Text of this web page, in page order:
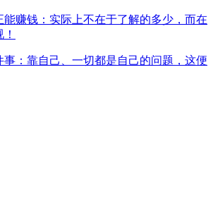
能赚钱：实际上不在于了解的多少，而在
事：靠自己、一切都是自己的问题，这便